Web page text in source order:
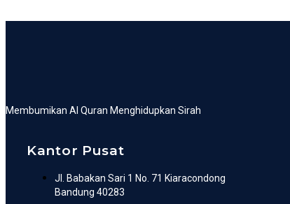
Membumikan Al Quran Menghidupkan Sirah
Kantor Pusat
Jl. Babakan Sari 1 No. 71 Kiaracondong
Bandung 40283